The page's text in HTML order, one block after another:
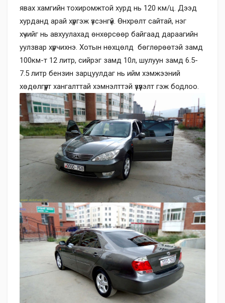
явах хамгийн тохиромжтой хурд нь 120 км/ц. Дээд
хурданд арай хүргэж үзсэнгүй. Өнхрөлт сайтай, нэг
хүчийг нь авхуулахад өнхөрсөөр байгаад дараагийн
уулзвар хүрчихнэ. Хотын нөхцөлд бөглөрөөтэй замд
100км-т 12 литр, сийрэг замд 10л, шулуун замд 6.5-
7.5 литр бензин зарцуулдаг нь ийм хэмжээний
хөдөлгүүрт хангалттай хэмнэлттэй үзүүлэлт гэж бодлоо.